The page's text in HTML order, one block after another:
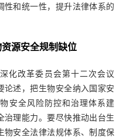
性和统一性，提升法律体系的
源安全规制缺位
化改革委员会第十二次会议
论述，把生物安全纳入国家安
安全风险防控和治理体系建
治理能力。要尽快推动出台生
物安全法律法规体系、制度保